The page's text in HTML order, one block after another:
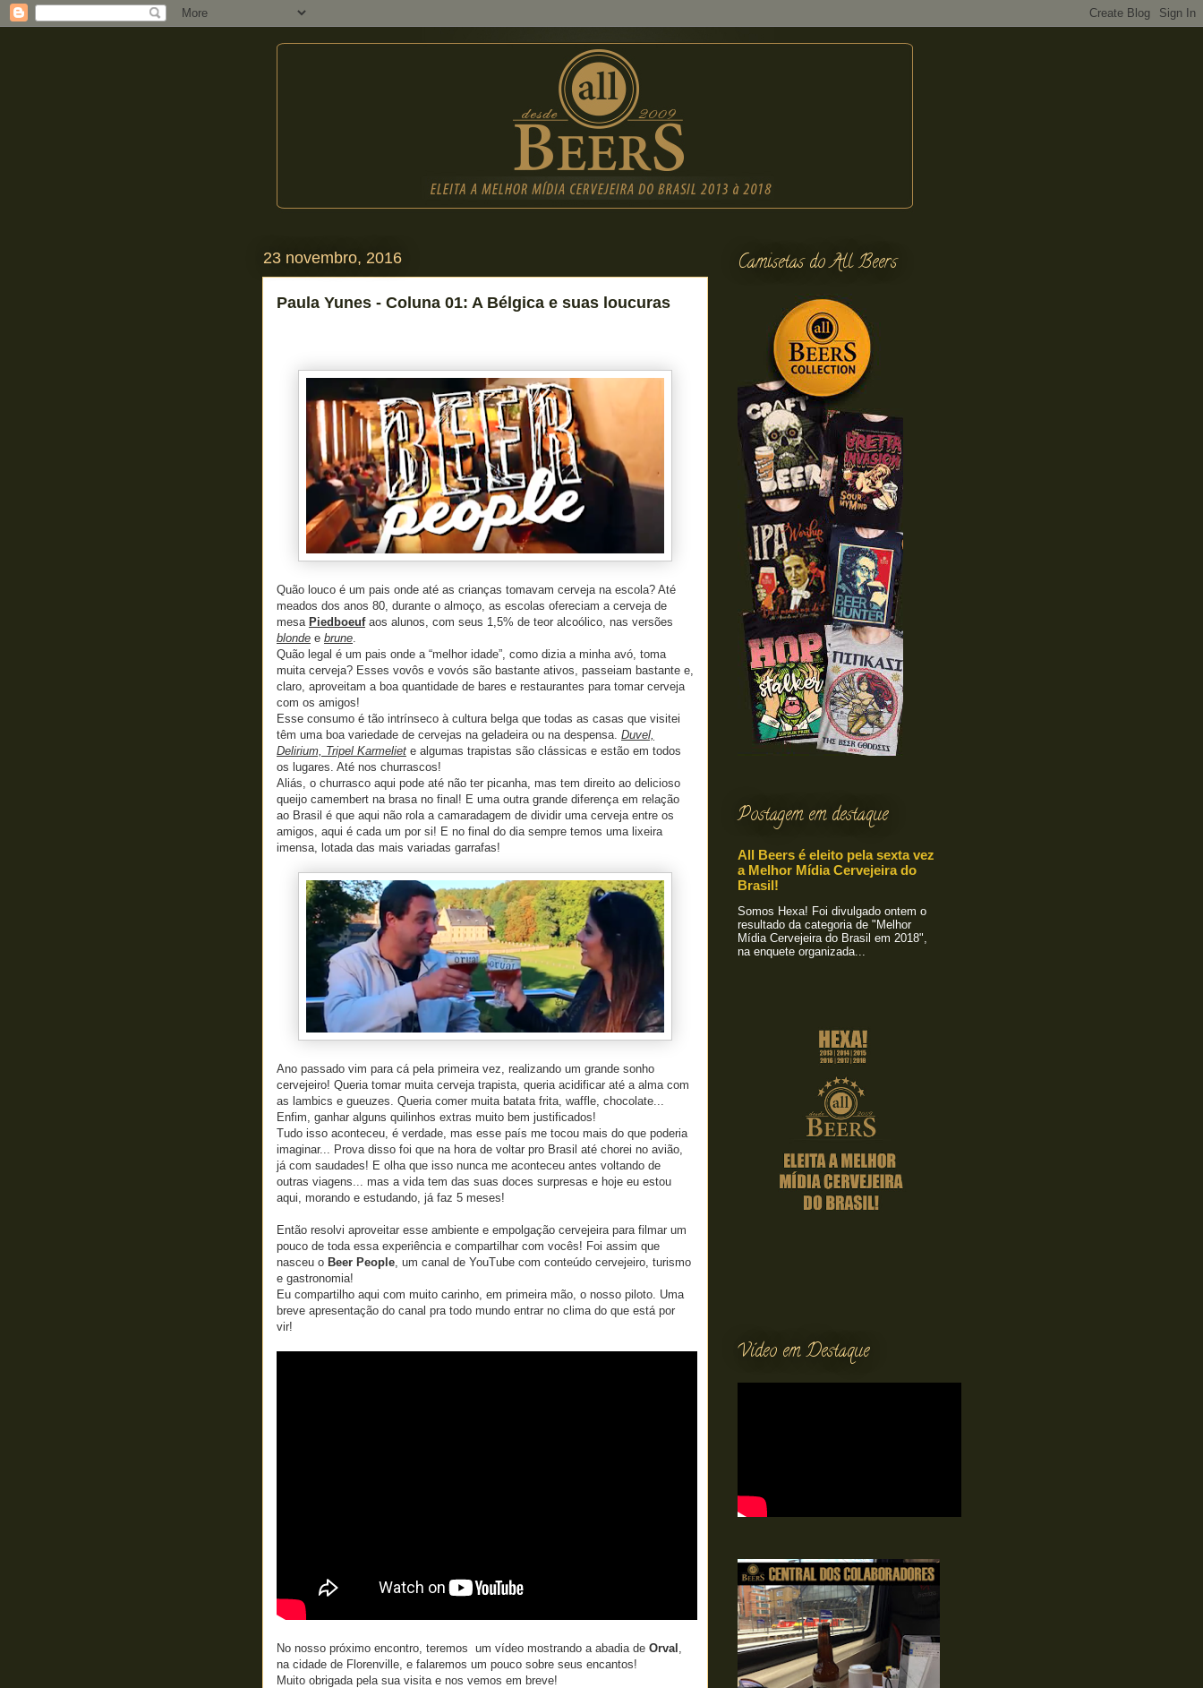
23 novembro, 2016
Paula Yunes - Coluna 01: A Bélgica e suas loucuras
Quão louco é um pais onde até as crianças tomavam cerveja na escola? Até
meados dos anos 80, durante o almoço, as escolas ofereciam a cerveja de
mesa Piedboeufaos alunos, com seus 1,5% de teor alcoólico, nas versões
blonde e brune.
Quão legal é um pais onde a “melhor idade”, como dizia a minha avó, toma
muita cerveja? Esses vovôs e vovós são bastante ativos, passeiam bastante e,
claro, aproveitam a boa quantidade de bares e restaurantes para tomar cerveja
com os amigos!
Esse consumo é tão intrínseco à cultura belga que todas as casas que visitei
têm uma boa variedade de cervejas na geladeira ou na despensa. Duvel,
Delirium, Tripel Karmeliet e algumas trapistas são clássicas e estão em todos
os lugares. Até nos churrascos!
Aliás, o churrasco aqui pode até não ter picanha, mas tem direito ao delicioso
queijo camembert na brasa no final! E uma outra grande diferença em relação
ao Brasil é que aqui não rola a camaradagem de dividir uma cerveja entre os
amigos, aqui é cada um por si! E no final do dia sempre temos uma lixeira
imensa, lotada das mais variadas garrafas!
Ano passado vim para cá pela primeira vez, realizando um grande sonho
cervejeiro! Queria tomar muita cerveja trapista, queria acidificar até a alma com
as lambics e gueuzes. Queria comer muita batata frita, waffle, chocolate...
Enfim, ganhar alguns quilinhos extras muito bem justificados!
Tudo isso aconteceu, é verdade, mas esse país me tocou mais do que poderia
imaginar... Prova disso foi que na hora de voltar pro Brasil até chorei no avião,
já com saudades! E olha que isso nunca me aconteceu antes voltando de
outras viagens... mas a vida tem das suas doces surpresas e hoje eu estou
aqui, morando e estudando, já faz 5 meses!
Então resolvi aproveitar esse ambiente e empolgação cervejeira para filmar um
pouco de toda essa experiência e compartilhar com vocês! Foi assim que
nasceu o Beer People, um canal de YouTube com conteúdo cervejeiro, turismo
e gastronomia!
Eu compartilho aqui com muito carinho, em primeira mão, o nosso piloto. Uma
breve apresentação do canal pra todo mundo entrar no clima do que está por
vir!
No nosso próximo encontro, teremos um vídeo mostrando a abadia de Orval ,
na cidade de Florenville, e falaremos um pouco sobre seus encantos!
Muito obrigada pela sua visita e nos vemos em breve!
Camisetas do All Beers
Postagem em destaque
All Beers é eleito pela sexta vez
a Melhor Mídia Cervejeira do
Brasil!
Somos Hexa! Foi divulgado ontem o
resultado da categoria de "Melhor
Mídia Cervejeira do Brasil em 2018",
na enquete organizada...
Vídeo em Destaque